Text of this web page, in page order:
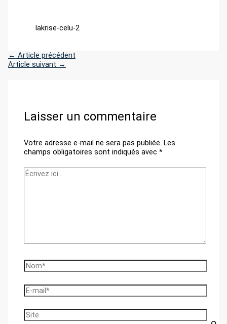
lakrise-celu-2
← Article précédent
Article suivant →
Laisser un commentaire
Votre adresse e-mail ne sera pas publiée. Les
champs obligatoires sont indiqués avec*
Écrivez
Nom*
E-
mail*
Site